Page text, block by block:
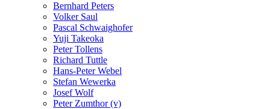
Bernhard Peters
Volker Saul
Pascal Schwaighofer
Yuji Takeoka
Peter Tollens
Richard Tuttle
Hans-Peter Webel
Stefan Wewerka
Josef Wolf
Peter Zumthor (v)